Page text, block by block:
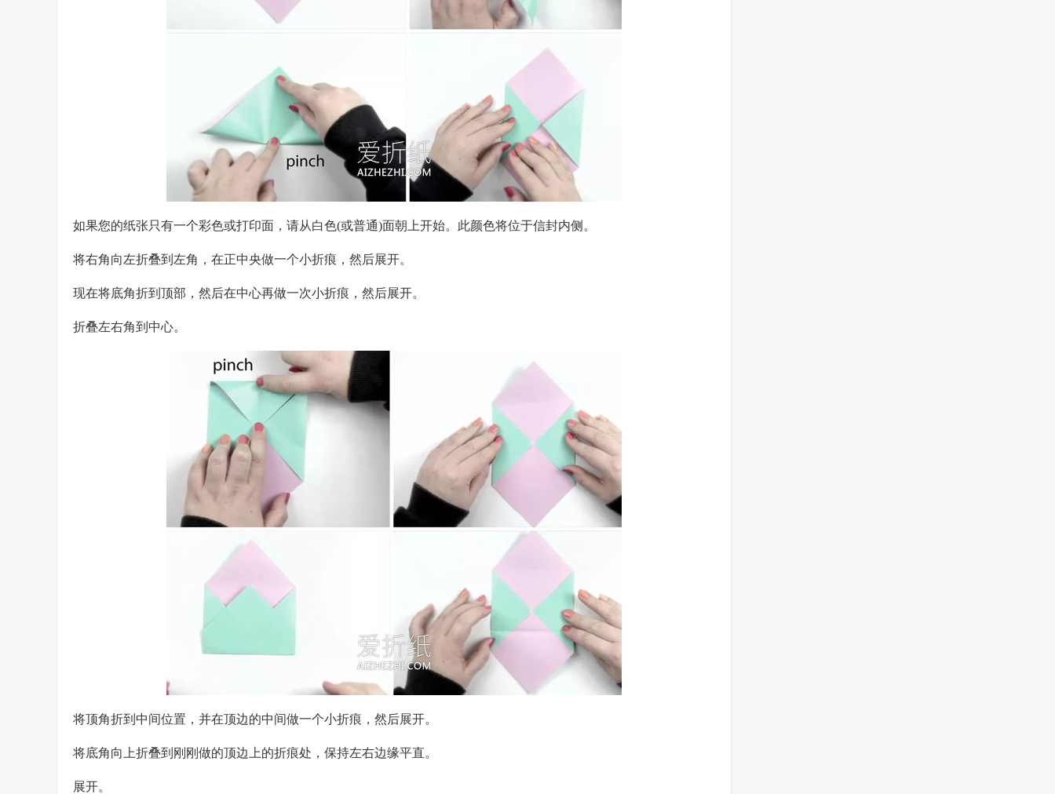
如果您的纸张只有一个彩色或打印面，请从白色(或普通)面朝上开始。此颜色将位于信封内侧。
将右角向左折叠到左角，在正中央做一个小折痕，然后展开。
现在将底角折到顶部，然后在中心再做一次小折痕，然后展开。
折叠左右角到中心。
将顶角折到中间位置，并在顶边的中间做一个小折痕，然后展开。
将底角向上折叠到刚刚做的顶边上的折痕处，保持左右边缘平直。
展开。